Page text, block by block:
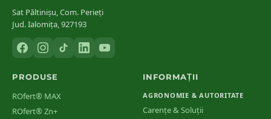
Sat Păltinișu, Com. Perieți
Jud. Ialomița, 927193
PRODUSE
ROfert® MAX
ROfert® Zn+
INFORMAȚII
AGRONOMIE & AUTORITATE
Carențe & Soluții